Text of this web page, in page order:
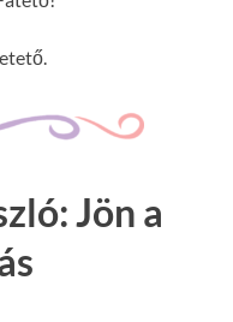
Jön a